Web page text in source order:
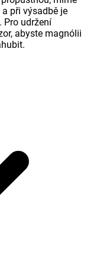
při výsadbě je
Pro udržení
abyste magnólii